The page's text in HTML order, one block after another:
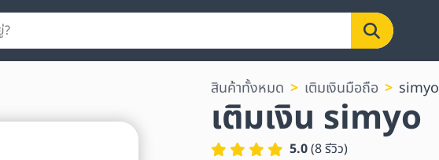
สินค้าทั้งหมด เติมเงินมือถือ simyo
เติมเงิน simyo
5.0(8รีวิว)